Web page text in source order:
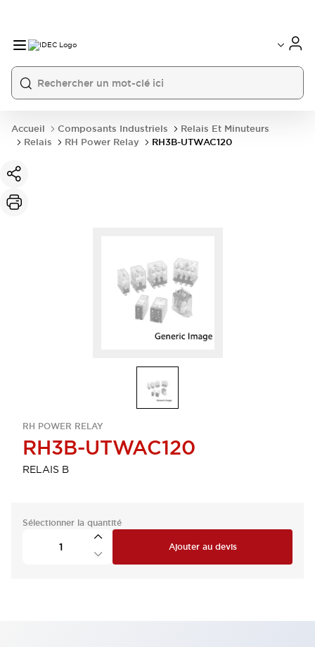
Accueil Composants Industriels
Relais Et Minuteurs
Relais
RH Power Relay RH3B-UTWAC120
RH POWER RELAY
RH3B-UTWAC120
RELAIS B
Sélectionner la quantité
Ajouter au devis